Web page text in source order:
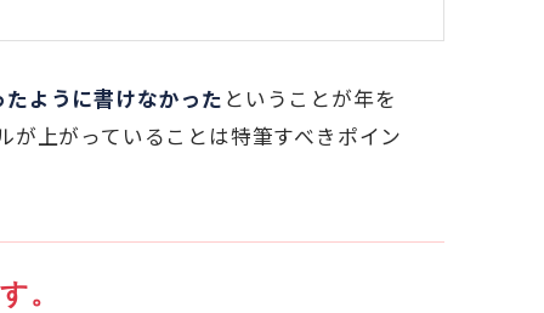
ように書けなかった ということが年を
上がっていることは特筆すべきポイン
。